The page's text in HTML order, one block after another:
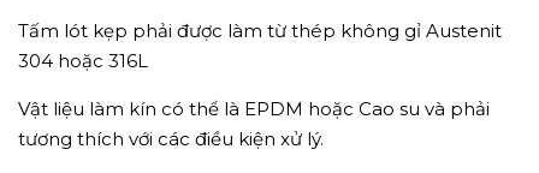
Tấm lót kẹp phải được làm từ thép không gỉ Austenit
304 hoặc 316L
Vật liệu làm kín có thể là EPDM hoặc Cao su và phải
tương thích với các điều kiện xử lý.